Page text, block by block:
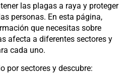
las plagas a raya y proteger
personas. En esta página,
que necesitas sobre
afecta a diferentes sectores y
cada uno.
por sectores y descubre: